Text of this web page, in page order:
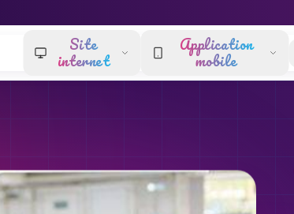
Site
internet
Application
mobile